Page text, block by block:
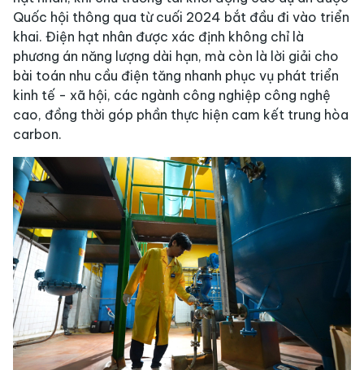
Quốc hội thông qua từ cuối 2024 bắt đầu đi vào triển
khai. Điện hạt nhân được xác định không chỉ là
phương án năng lượng dài hạn, mà còn là lời giải cho
bài toán nhu cầu điện tăng nhanh phục vụ phát triển
kinh tế - xã hội, các ngành công nghiệp công nghệ
cao, đồng thời góp phần thực hiện cam kết trung hòa
carbon.